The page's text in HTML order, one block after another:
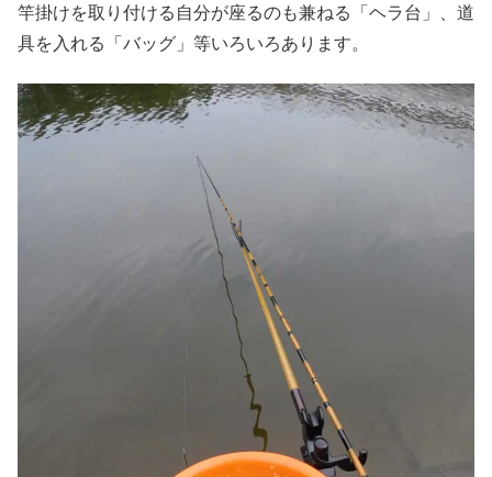
竿掛けを取り付ける自分が座るのも兼ねる「ヘラ台」、道
具を入れる「バッグ」等いろいろあります。